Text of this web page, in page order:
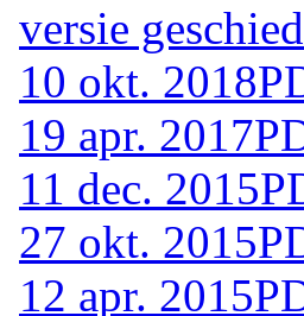
versie
10 okt. 2018
19 apr. 2017
11 dec. 2015
27 okt. 2015
12 apr. 2015